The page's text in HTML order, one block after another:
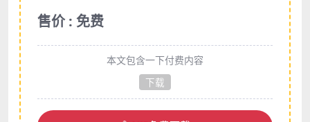
售价 : 免费
本文包含一下付费内容
下载